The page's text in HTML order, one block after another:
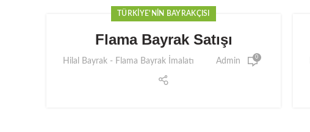
TÜRKIYE'NIN BAYRAKÇISI
Flama Bayrak Satışı
Hilal Bayrak - Flama Bayrak İmalatı Admin 0